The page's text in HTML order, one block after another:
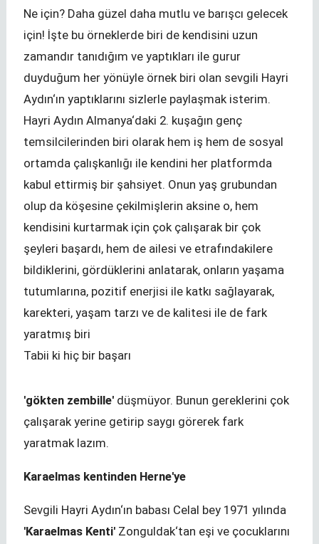
Ne için? Daha güzel daha mutlu ve barışcı gelecek
için! İşte bu örneklerde biri de kendisini uzun
zamandır tanıdığım ve yaptıkları ile gurur
duyduğum her yönüyle örnek biri olan sevgili Hayri
Aydın‘ın yaptıklarını sizlerle paylaşmak isterim.
Hayri Aydın Almanya‘daki 2. kuşağın genç
temsilcilerinden biri olarak hem iş hem de sosyal
ortamda çalışkanlığı ile kendini her platformda
kabul ettirmiş bir şahsiyet. Onun yaş grubundan
olup da köşesine çekilmişlerin aksine o, hem
kendisini kurtarmak için çok çalışarak bir çok
şeyleri başardı, hem de ailesi ve etrafındakilere
bildiklerini, gördüklerini anlatarak, onların yaşama
tutumlarına, pozitif enerjisi ile katkı sağlayarak,
karekteri, yaşam tarzı ve de kalitesi ile de fark
yaratmış biri
Tabii ki hiç bir başarı
'gökten zembille' düşmüyor. Bunun gereklerini çok
çalışarak yerine getirip saygı görerek fark
yaratmak lazım.
Karaelmas kentinden Herne'ye
Sevgili Hayri Aydın‘ın babası Celal bey 1971 yılında
'Karaelmas Kenti' Zonguldak‘tan eşi ve çocuklarını